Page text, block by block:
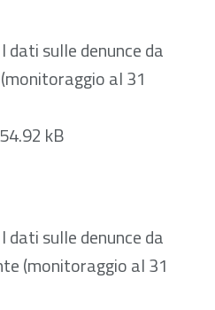
354.92 kB
dati sulle denunce da
al 31
kB
271.61 kB
dati sulle denunce da
(monitoraggio al 31